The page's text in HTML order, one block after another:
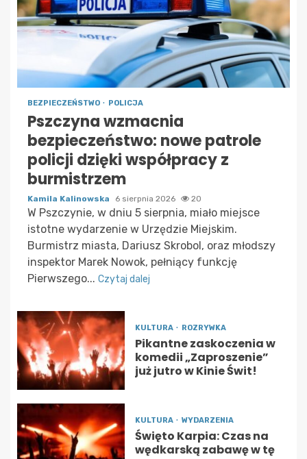
BEZPIECZEŃSTWO POLICJA
Pszczyna wzmacnia
bezpieczeństwo: nowe patrole
policji dzięki współpracy z
burmistrzem
Kamila Kalinowska 6 sierpnia 2026 20
W Pszczynie, w dniu 5 sierpnia, miało miejsce
istotne wydarzenie w Urzędzie Miejskim.
Burmistrz miasta, Dariusz Skrobol, oraz młodszy
inspektor Marek Nowok, pełniący funkcję
Pierwszego... Czytaj dalej
KULTURA ROZRYWKA
Pikantne zaskoczenia w
komedii „Zaproszenie”
już jutro w Kinie Świt!
KULTURA WYDARZENIA
Święto Karpia: Czas na
wędkarską zabawę w tę